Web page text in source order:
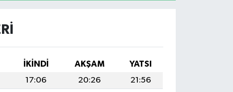
İKINDI AKŞAM
YATSI
17:06 20:26
21:56